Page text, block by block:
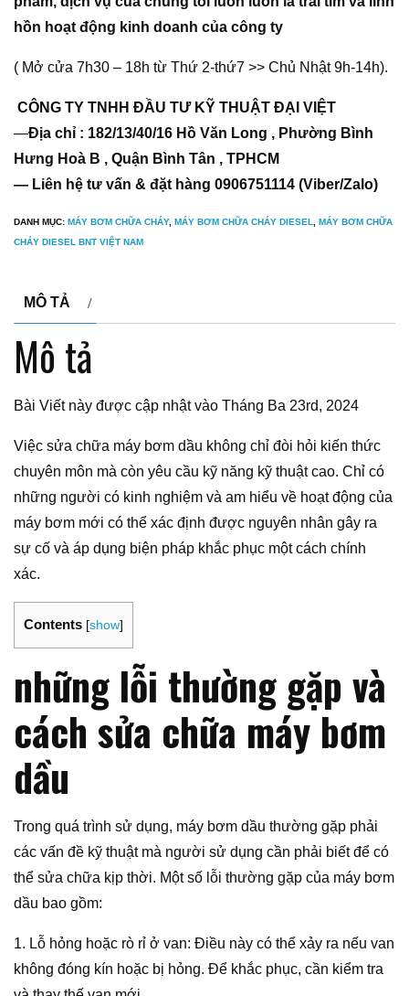
hồn hoạt động kinh doanh của công ty
( Mở cửa 7h30 – 18h từ Thứ 2-thứ7 >> Chủ Nhật 9h-14h).
CÔNG TY TNHH ĐẦU TƯ KỸ THUẬT ĐẠI VIỆT
—Địa chỉ : 182/13/40/16 Hồ Văn Long , Phường Bình
Hưng Hoà B , Quận Bình Tân , TPHCM
— Liên hệ tư vấn & đặt hàng 0906751114 (Viber/Zalo)
DANH MỤC: MÁY BƠM CHỮA CHÁY, MÁY BƠM CHỮA CHÁY DIESEL
MÁY BƠM CHỮA
CHÁY DIESEL BNT VIỆT NAM
MÔ TẢ
Mô tả
Bài Viết này được cập nhật vào Tháng Ba 23rd, 2024
Việc sửa chữa máy bơm dầu không chỉ đòi hỏi kiến thức
chuyên môn mà còn yêu cầu kỹ năng kỹ thuật cao. Chỉ có
những người có kinh nghiệm và am hiểu về hoạt động của
máy bơm mới có thể xác định được nguyên nhân gây ra
sự cố và áp dụng biện pháp khắc phục một cách chính
xác.
Contents [show]
những lỗi thường gặp và
cách sửa chữa máy bơm
dầu
Trong quá trình sử dụng, máy bơm dầu thường gặp phải
các vấn đề kỹ thuật mà người sử dụng cần phải biết để có
thể sửa chữa kịp thời. Một số lỗi thường gặp của máy bơm
dầu bao gồm:
1. Lỗ hỏng hoặc rò rỉ ở van: Điều này có thể xảy ra nếu van
không đóng kín hoặc bị hỏng. Để khắc phục, cần kiểm tra